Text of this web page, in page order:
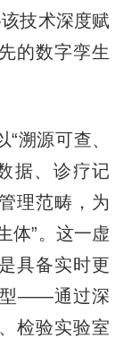
技术深度赋
的数字孪生
源可查、
据、诊疗记
理范畴，为
体”。这一虚
具备实时更
型——通过深
检验实验室